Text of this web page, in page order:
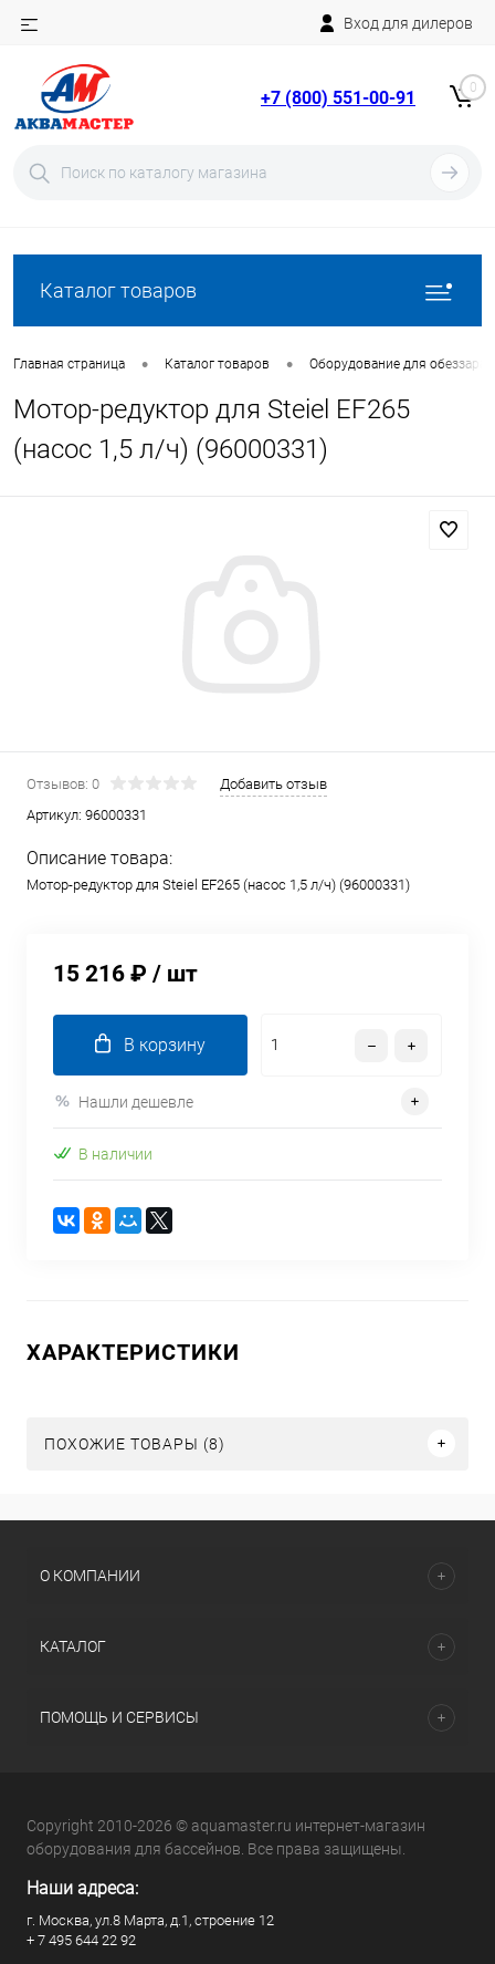
Вход для дилеров
+7 (800) 551-00-91 0
Каталог товаров
Главная страница • Каталог товаров • Оборудование для
Мотор-редуктор для Steiel EF265
(насос 1,5 л/ч) (96000331)
Отзывов: 0
Добавить отзыв
Артикул: 96000331
Описание товара:
Мотор-редуктор для Steiel EF265 (насос 1,5 л/ч) (96000331)
15 216 ₽ / шт
В корзину
Нашли дешевле
В наличии
ХАРАКТЕРИСТИКИ
ПОХОЖИЕ ТОВАРЫ (8)
О КОМПАНИИ
КАТАЛОГ
ПОМОЩЬ И СЕРВИСЫ
Copyright 2010-2026 © aquamaster.ru интернет-магазин
оборудования для бассейнов. Все права защищены.
Наши адреса:
г. Москва, ул.8 Марта, д.1, строение 12
+ 7 495 644 22 92